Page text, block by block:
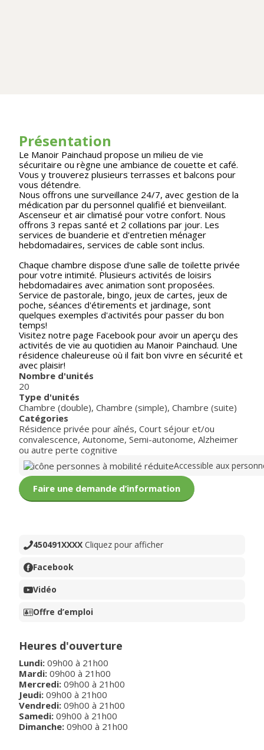
Présentation
Le Manoir Painchaud propose un milieu de vie
sécuritaire ou règne une ambiance de couette et café.
Vous y trouverez plusieurs terrasses et balcons pour
vous détendre.
Nous offrons une surveillance 24/7, avec gestion de la
médication par du personnel qualifié et bienveiilant.
Ascenseur et air climatisé pour votre confort. Nous
offrons 3 repas santé et 2 collations par jour. Les
services de buanderie et d'entretien ménager
hebdomadaires, services de cable sont inclus.
Chaque chambre dispose d'une salle de toilette privée
pour votre intimité. Plusieurs activités de loisirs
hebdomadaires avec animation sont proposées.
Service de pastorale, bingo, jeux de cartes, jeux de
poche, séances d'étirements et jardinage, sont
quelques exemples d'activités pour passer du bon
temps!
Visitez notre page Facebook pour avoir un aperçu des
activités de vie au quotidien au Manoir Painchaud. Une
résidence chaleureuse où il fait bon vivre en sécurité et
avec plaisir!
Nombre d'unités
20
Type d'unités
Chambre (double), Chambre (simple), Chambre (suite)
Catégories
Résidence privée pour aînés, Court séjour et/ou
convalescence, Autonome, Semi-autonome, Alzheimer
ou autre perte cognitive
Accessible aux
Faire une demande d’information
450491XXXX Cliquez pour afficher
Facebook
Vidéo
Offre d’emploi
Heures d'ouverture
Lundi: 09h00 à 21h00
Mardi: 09h00 à 21h00
Mercredi: 09h00 à 21h00
Jeudi: 09h00 à 21h00
Vendredi: 09h00 à 21h00
Samedi: 09h00 à 21h00
Dimanche: 09h00 à 21h00